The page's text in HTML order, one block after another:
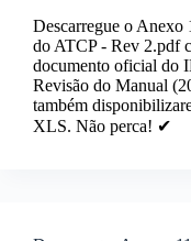
Descarregue o Anexo
do ATCP - Rev 2.pdf
documento oficial do
Revisão do Manual
também
XLS. Não perca! ✔